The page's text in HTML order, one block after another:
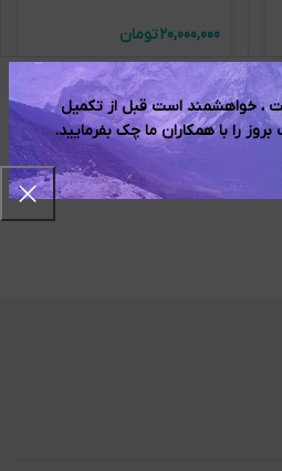
، خواهشمند است قبل از تکمیل
را با همکاران ما چک بفرمایید.​
تومان